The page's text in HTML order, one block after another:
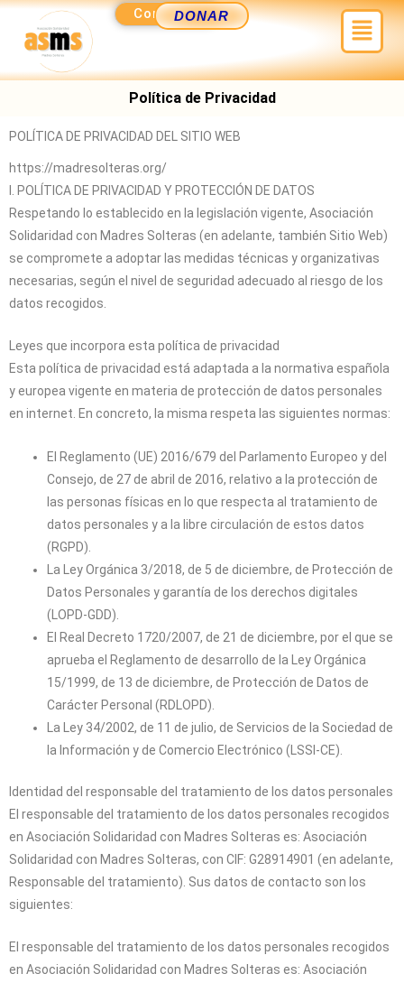
Ir
contenido
ContactoDONAR Menú
Política de Privacidad
POLÍTICA DE PRIVACIDAD DEL SITIO WEB
https://madresolteras.org/
I. POLÍTICA DE PRIVACIDAD Y PROTECCIÓN DE DATOS
Respetando lo establecido en la legislación vigente, Asociación
Solidaridad con Madres Solteras (en adelante, también Sitio Web)
se compromete a adoptar las medidas técnicas y organizativas
necesarias, según el nivel de seguridad adecuado al riesgo de los
datos recogidos.
Leyes que incorpora esta política de privacidad
Esta política de privacidad está adaptada a la normativa española
y europea vigente en materia de protección de datos personales
en internet. En concreto, la misma respeta las siguientes normas:
El Reglamento (UE) 2016/679 del Parlamento Europeo y del
Consejo, de 27 de abril de 2016, relativo a la protección de
las personas físicas en lo que respecta al tratamiento de
datos personales y a la libre circulación de estos datos
(RGPD).
La Ley Orgánica 3/2018, de 5 de diciembre, de Protección de
Datos Personales y garantía de los derechos digitales
(LOPD-GDD).
El Real Decreto 1720/2007, de 21 de diciembre, por el que se
aprueba el Reglamento de desarrollo de la Ley Orgánica
15/1999, de 13 de diciembre, de Protección de Datos de
Carácter Personal (RDLOPD).
La Ley 34/2002, de 11 de julio, de Servicios de la Sociedad de
la Información y de Comercio Electrónico (LSSI-CE).
Identidad del responsable del tratamiento de los datos personales
El responsable del tratamiento de los datos personales recogidos
en Asociación Solidaridad con Madres Solteras es: Asociación
Solidaridad con Madres Solteras, con CIF: G28914901 (en adelante,
Responsable del tratamiento). Sus datos de contacto son los
siguientes:
El responsable del tratamiento de los datos personales recogidos
en Asociación Solidaridad con Madres Solteras es: Asociación